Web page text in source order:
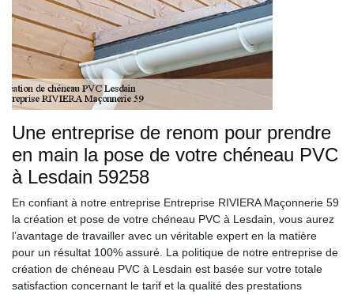
Une entreprise de renom pour prendre
en main la pose de votre chéneau PVC
à Lesdain 59258
En confiant à notre entreprise Entreprise RIVIERA Maçonnerie 59
la création et pose de votre chéneau PVC à Lesdain, vous aurez
l’avantage de travailler avec un véritable expert en la matière
pour un résultat 100% assuré. La politique de notre entreprise de
création de chéneau PVC à Lesdain est basée sur votre totale
satisfaction concernant le tarif et la qualité des prestations